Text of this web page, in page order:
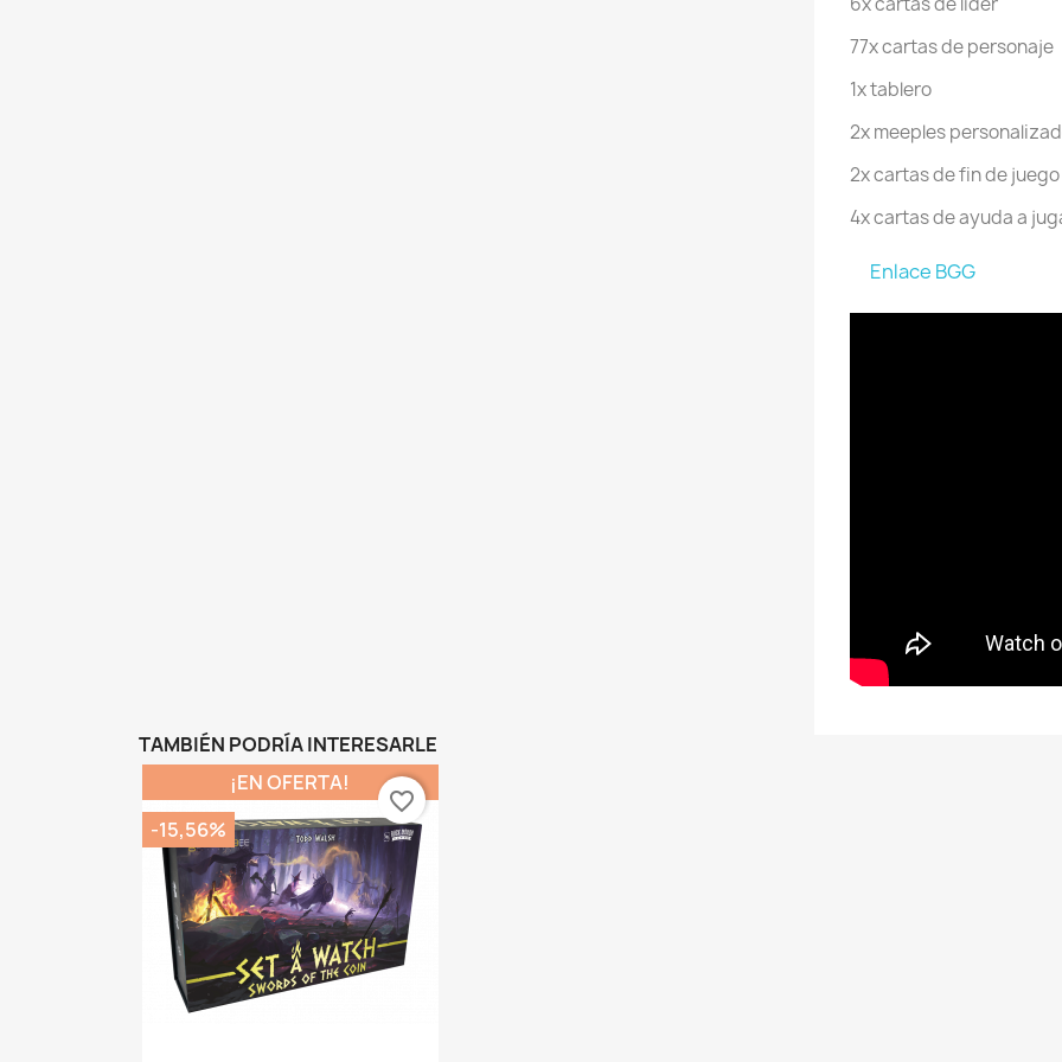
77x cartas de personaje
1x tablero
2x meeples
2x cartas de fin de juego
4x cartas de ayuda a
Enlace BGG
TAMBIÉN PODRÍA INTERESARLE
¡EN OFERTA!
-15,56%
favorite_border